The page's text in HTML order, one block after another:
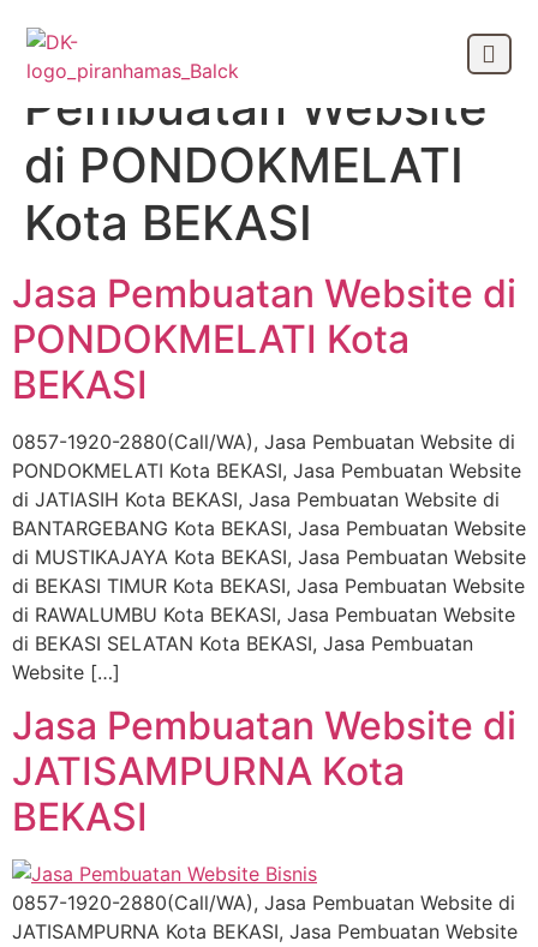
Tag:
Jasa
Pembuatan Website
di PONDOKMELATI
Kota BEKASI
Jasa Pembuatan Website di
PONDOKMELATI Kota
BEKASI
0857-1920-2880(Call/WA), Jasa Pembuatan Website di
PONDOKMELATI Kota BEKASI, Jasa Pembuatan Website
di JATIASIH Kota BEKASI, Jasa Pembuatan Website di
BANTARGEBANG Kota BEKASI, Jasa Pembuatan Website
di MUSTIKAJAYA Kota BEKASI, Jasa Pembuatan Website
di BEKASI TIMUR Kota BEKASI, Jasa Pembuatan Website
di RAWALUMBU Kota BEKASI, Jasa Pembuatan Website
di BEKASI SELATAN Kota BEKASI, Jasa Pembuatan
Website […]
Jasa Pembuatan Website di
JATISAMPURNA Kota
BEKASI
0857-1920-2880(Call/WA), Jasa Pembuatan Website di
JATISAMPURNA Kota BEKASI, Jasa Pembuatan Website